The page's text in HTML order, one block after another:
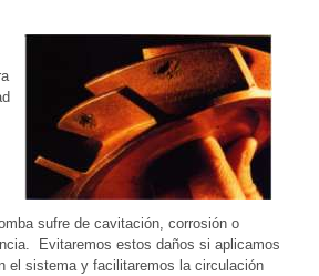
sufre de cavitación, corrosión o
Evitaremos estos daños si aplicamos
el sistema y facilitaremos la circulación